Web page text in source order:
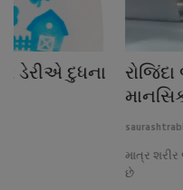
રોજિંદા જીવનમાં
માનસિક સ્વાસ્થ્યને...
Aug 5, 2026 0
માત્ર શરીર જ નહીં, મનને